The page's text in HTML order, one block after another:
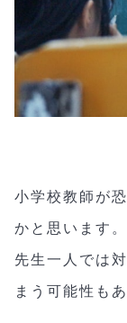
小学校教師が
かと思います
先生一人では
まう可能性も